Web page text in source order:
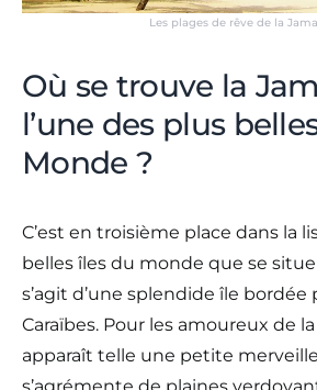
Les plages de rêve de la
Où se trouve la
l’une des plus
Monde ?
C’est en troisième place dans la
belles îles du monde que se situe
s’agit d’une splendide île bordée
Caraïbes. Pour les amoureux de
apparaît telle une petite